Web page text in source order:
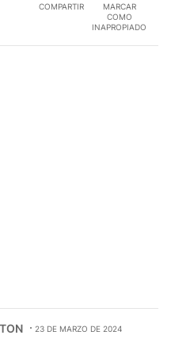
COMPARTIR
MARCAR
COMO
INAPROPIADO
23 DE MARZO DE 2024